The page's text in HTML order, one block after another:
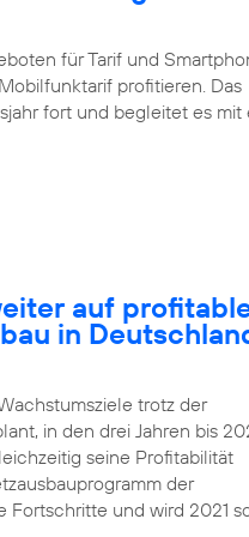
für Tarif und
profitieren. Das
fort und begleitet es mit
auf
in
trotz der
in den drei Jahren bis
seine Profitabilität
der
und wird 2021